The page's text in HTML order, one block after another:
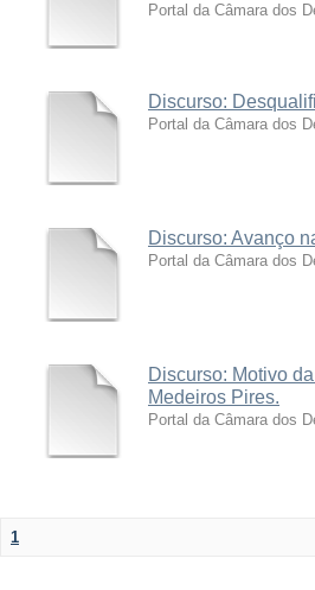
Portal da Câmara dos
Discurso:
Portal da Câmara dos
Discurso: Avanço
Portal da Câmara dos
Discurso: Motivo
Medeiros Pires.
Portal da Câmara dos
1